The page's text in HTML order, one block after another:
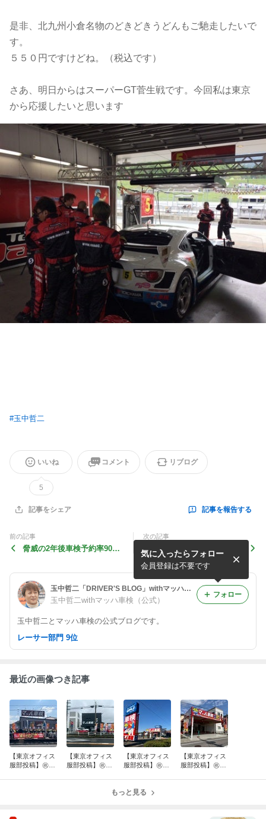
是非、北九州小倉名物のどきどきうどんもご馳走したいで
す。
５５０円ですけどね。（税込です）
さあ、明日からはスーパーGT菅生戦です。今回私は東京
から応援したいと思います
#玉中哲二
いいね
5
コメント リブログ
記事をシェア 記事を報告する
前の記事
脅威の2年後車検予約率90%
イザー南の投稿】
次の記事
マッハ車検加盟店様 福岡ベ
イサイドシティ オープンレ
セプション【バイザー南の投
稿】
玉中哲二「DRIVER'S BLOG」withマッハ車検
玉中哲二withマッハ車検（公式）
玉中哲二とマッハ車検の公式ブログです。
気に入ったらフォロー
会員登録は不要です
フォロー
レーサー部門 9位
最近の画像つき記事
【東京オフィス
服部投稿】㊗️㊗️
【東京オフィス
服部投稿】㊗️マ
【東京オフィス
服部投稿】㊗️マ
ー店 オープン
【東京オフィス
服部投稿】㊗️マ
もっと見る